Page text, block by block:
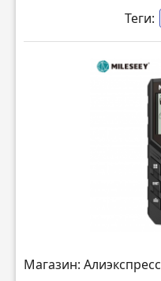
Теги:
Магазин: Алиэкспресс